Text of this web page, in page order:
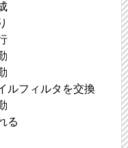
ルフィルタを交換
る